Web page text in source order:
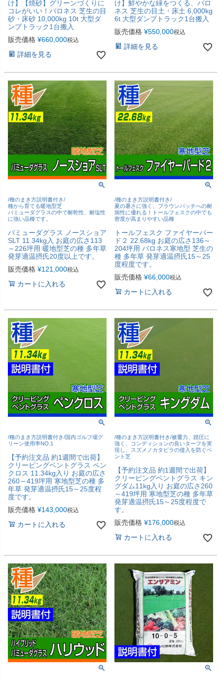
け】【焼砂】グリーンづくりに
コレがいい！バロネス 芝生の目
砂・床砂 10,000kg 10t 大型ダ
ンプトラック1台搬入
販売価格 ¥660,000税込
詳細を見る
け】鮮やかな緑をつくる、バロ
ネス 芝生の目土・床土 6,000kg
6t 大型ダンプトラック1台搬入
販売価格 ¥550,000税込
詳細を見る
/種のまき方説明書付き/
種から育てる暖地型芝
バミューダグラスの中で耐乾性、耐塩性
に強い品種です。
バミューダグラス ノースショア
SLT 11.34kg入 お庭の広さ113
～226坪用 暖地型芝の種 多年草
発芽適温摂氏20度以上です。
販売価格 ¥121,000税込
カートに入れる
/種のまき方説明書付き/
夏の暑さに強く、ブラウンパッチへの耐
病性に優れる！トールフェスクの中でも
密度が高まりやすい品種
トールフェスク ファイヤーバー
ド２ 22.68kg お庭の広さ136～
204坪用 バロネス寒地型 芝生の
種 多年草 発芽適温摂氏15～25
度程度です。
販売価格 ¥66,000税込
カートに入れる
/種のまき方説明書付き/国内ゴルフ場グ
リーン使用率NO.1
【予約注文品 約1週間で出荷】
クリーピングベントグラス ペン
クロス 11.34kg入り お庭の広さ
260～419坪用 寒地型芝の種 多
年草 発芽適温摂氏15～25度程
度です。
販売価格 ¥143,000税込
カートに入れる
/種のまき方説明書付き/被覆力、踏圧に
強く、コンディションの良いターフを実
現し、スズメノカタビラの侵入を防ぐベ
ント芝
【予約注文品 約1週間で出荷】
クリーピングベントグラス キン
グダム11kg入り お庭の広さ260
～419坪用 寒地型芝の種 多年草
発芽適温摂氏15～25度程度で
す。
販売価格 ¥176,000税込
カートに入れる